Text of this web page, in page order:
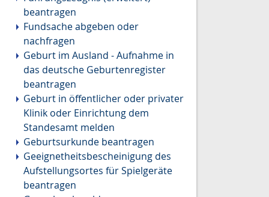
beantragen
Fundsache abgeben oder
nachfragen
Geburt im Ausland - Aufnahme in
das deutsche Geburtenregister
beantragen
Geburt in öffentlicher oder privater
Klinik oder Einrichtung dem
Standesamt melden
Geburtsurkunde beantragen
Geeignetheitsbescheinigung des
Aufstellungsortes für Spielgeräte
beantragen